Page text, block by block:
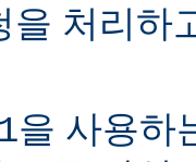
을 처리하
을 사용하